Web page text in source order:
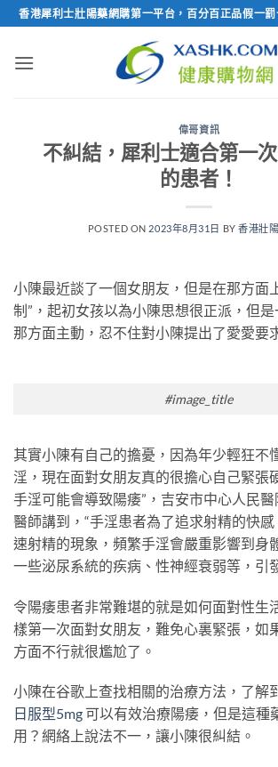
Skip
to
content
香港犀利士壯陽藥網購第一平台，百分百正品假一
偉哥資訊
不糾結，犀利士適合第一
的患者！
POSTED ON 2023年8月31日 BY香港壯
小陳最近談了一個女朋友，但是在那方面
制”，起初女孩以為小陳思想很正派，但
那方面主動，忍不住對小陳提出了愛愛要
#image_title
其實小陳有自己的擔憂，因為年少輕狂不
淫，現在面對女朋友真的很擔心自己緊張
手淫可能會導致陽痿”，吉安市中心人民
醫師講到，“手淫患者為了追求射精的快
速射精的現象，頻繁手淫會嚴重影響到身
一些泌尿系統的疾病、性神經衰弱等，引
令陽痿患者非常難堪的就是如何面對性生
樣第一次面對女朋友，難免心裏緊張，如
方面不行就很尷尬了。
小陳在谷歌上查找相關的治療方法，了解
日服型5mg 可以有效治療陽痿，但是這種
用？網絡上說法不一，讓小陳很糾結。